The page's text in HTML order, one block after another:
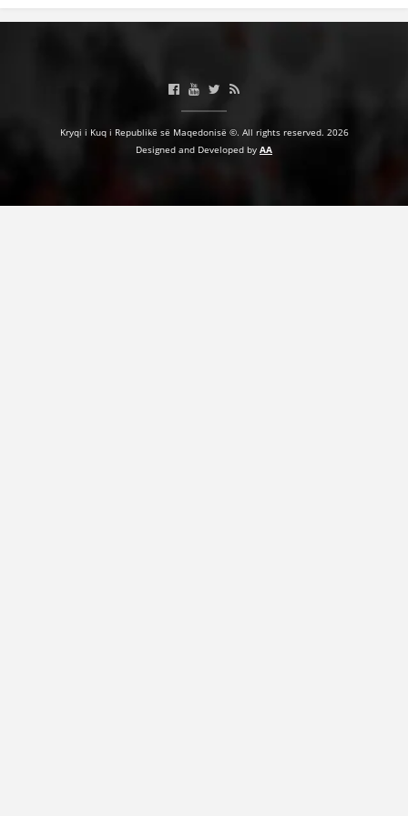
STRATEGJI
Kryqi i Kuq i Republikë së Maqedonisë ©. All rights reserved. 2026
Designed and Developed by AA